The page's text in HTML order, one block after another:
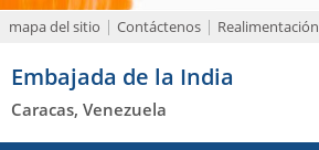
mapa del sitio Contáctenos Realimentación
Embajada de la India
Caracas, Venezuela